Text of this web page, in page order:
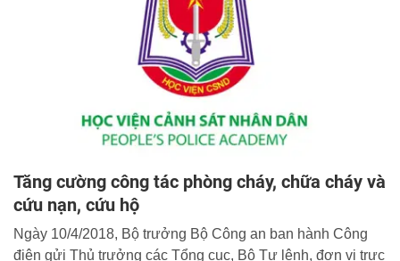
Tăng cường công tác phòng cháy, chữa cháy và
cứu nạn, cứu hộ
Ngày 10/4/2018, Bộ trưởng Bộ Công an ban hành Công
điện gửi Thủ trưởng các Tổng cục, Bộ Tư lệnh, đơn vị trực